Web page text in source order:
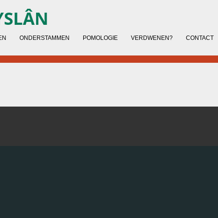
ONDERSTAMMEN POMOLOGIE VERDWENEN? CONTACT